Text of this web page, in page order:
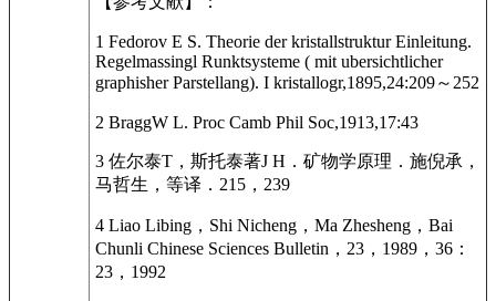
1 Fedorov E S. Theorie der kristallstruktur Einleitung.
Regelmassingl Runktsysteme ( mit ubersichtlicher
graphisher Parstellang). I kristallogr,1895,24:209～252
2 BraggW L. Proc Camb Phil Soc,1913,17:43
3 佐尔泰T，斯托泰著J H．矿物学原理．施倪承，
马哲生，等译．215，239
4 Liao Libing，Shi Nicheng，Ma Zhesheng，Bai
Chunli Chinese Sciences Bulletin，23，1989，36：
23，1992